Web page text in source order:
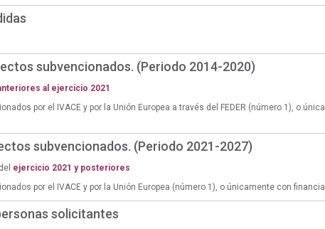
subvencionados. (Periodo 2014-2020)
al ejercicio 2021
por el IVACE y por la Unión Europea a través del FEDER (número 1), o
subvencionados. (Periodo 2021-2027)
ejercicio 2021 y posteriores
por el IVACE y por la Unión Europea (número 1), o únicamente con
solicitantes